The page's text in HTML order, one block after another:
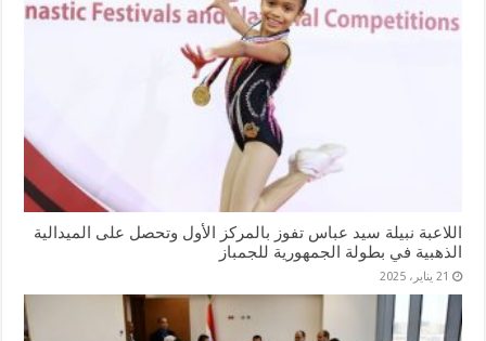
اللاعبة نبيلة سيد عباس تفوز بالمركز الأول وتحصل على الميدالية
الذهبية في بطولة الجمهورية للجمباز
21 يناير، 2025